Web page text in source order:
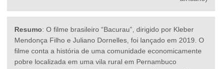
Resumo: O filme brasileiro “Bacurau”, dirigido por Kleber
Mendonça Filho e Juliano Dornelles, foi lançado em 2019. O
filme conta a história de uma comunidade economicamente
pobre localizada em uma vila rural em Pernambuco